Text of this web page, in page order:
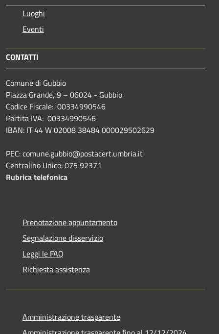
Luoghi
Eventi
CONTATTI
Comune di Gubbio
Piazza Grande, 9 – 06024 - Gubbio
Codice Fiscale: 00334990546
Partita IVA: 00334990546
IBAN: IT 44 W 02008 38484 000029502629
PEC: comune.gubbio@postacert.umbria.it
Centralino Unico: 075 92371
Rubrica telefonica
Prenotazione appuntamento
Segnalazione disservizio
Leggi le FAQ
Richiesta assistenza
Amministrazione trasparente